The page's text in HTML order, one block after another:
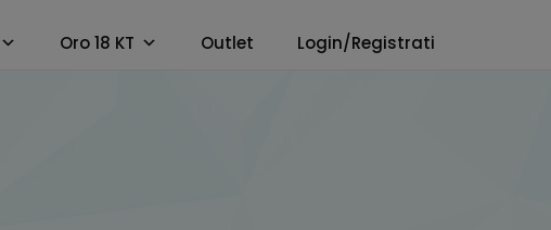
CAMPOBELLO
Oro 18 KT Outlet Login/Registrati